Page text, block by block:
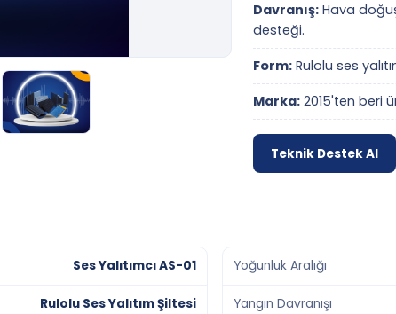
Davranış:Hava
desteği.
Form:Rulolu ses
Marka:2015'ten beri
Teknik Destek Al
Ses Yalıtımcı AS-01
Rulolu Ses Yalıtım Şiltesi
Yoğunluk Aralığı
Yangın Davranışı